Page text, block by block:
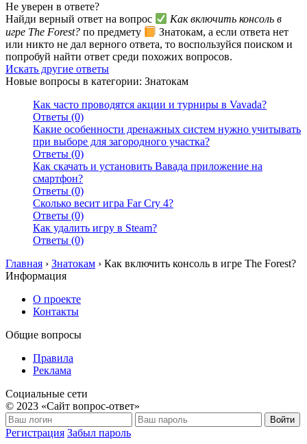
Не уверен в ответе?
Найди верный ответ на вопрос
Как включить консоль в
игре The Forest? по предмету
Знатокам, а если ответа нет
или никто не дал верного ответа, то воспользуйся поиском и
попробуй найти ответ среди похожих вопросов.
Искать другие ответы
Новые вопросы в категории: Знатокам
Как часто проводятся акции и турниры в Vavada?
Ответы (0)
Какие особенности дренажных систем нужно учитывать
при выборе для загородного участка?
Ответы (0)
Как скачать и установить Вавада приложение на
смартфон?
Ответы (0)
Сколько весит игра Far Cry 4?
Ответы (0)
Как удалить игру в Steam?
Ответы (0)
Главная › Знатокам › Как включить консоль в игре The Forest?
Информация
О проекте
Контакты
Общие вопросы
Правила
Реклама
Социальные сети
© 2023 «Сайт вопрос-ответ»
Войти
Регистрация Забыл пароль